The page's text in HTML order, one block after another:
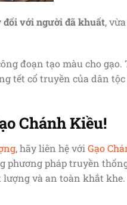
với người đã khuất,
đoạn tạo màu cho gạo.
tết cổ truyền của dân
Chánh Kiều!
, hãy liên hệ với Gạo
phương pháp truyền
lượng và an toàn khắt khe.